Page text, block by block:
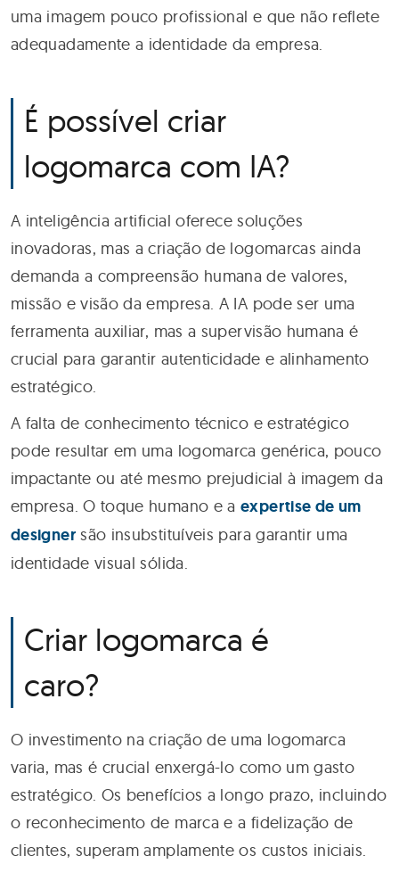
uma imagem pouco profissional e que não reflete
adequadamente a identidade da empresa.
É possível criar
logomarca com IA?
A inteligência artificial oferece soluções
inovadoras, mas a criação de logomarcas ainda
demanda a compreensão humana de valores,
missão e visão da empresa. A IA pode ser uma
ferramenta auxiliar, mas a supervisão humana é
crucial para garantir autenticidade e alinhamento
estratégico.
A falta de conhecimento técnico e estratégico
pode resultar em uma logomarca genérica, pouco
impactante ou até mesmo prejudicial à imagem da
empresa. O toque humano e aexpertise de um
designersão insubstituíveis para garantir uma
identidade visual sólida.
Criar logomarca é
caro?
O investimento na criação de uma logomarca
varia, mas é crucial enxergá-lo como um gasto
estratégico. Os benefícios a longo prazo, incluindo
o reconhecimento de marca e a fidelização de
clientes, superam amplamente os custos iniciais.